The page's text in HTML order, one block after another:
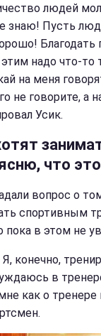
людей
знаю! Пусть
Благодать
надо что-то
на меня
не говорите, а
Усик.
что это
вопрос о
спортивным
пока в этом не
конечно,
в
как о тренере